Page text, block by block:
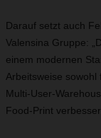
Darauf setzt auch
Valensina Gruppe:
einem modernen
Arbeitsweise sowohl
Multi-User-
Food-Print